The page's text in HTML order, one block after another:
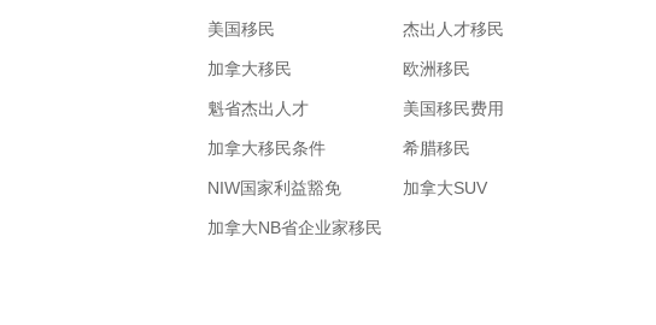
美国移民
加拿大移民
魁省杰出人才
加拿大移民条件
NIW国家利益豁免
加拿大NB省企业家移民
杰出人才移民
欧洲移民
美国移民费用
希腊移民
加拿大SUV